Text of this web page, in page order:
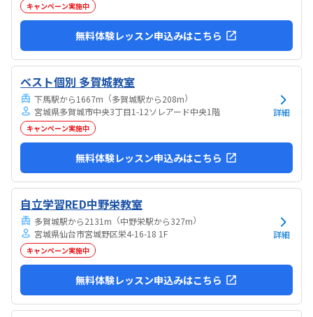
キャンペーン実施中
無料体験レッスン申込みはこちら
ベスト個別 多賀城教室
下馬駅から1667m （多賀城駅から208m）
宮城県多賀城市中央3丁目1-12ソレアード中央1階
キャンペーン実施中
詳細
無料体験レッスン申込みはこちら
自立学習RED中野栄教室
多賀城駅から2131m （中野栄駅から327m）
宮城県仙台市宮城野区栄4-16-18 1F
キャンペーン実施中
詳細
無料体験レッスン申込みはこちら